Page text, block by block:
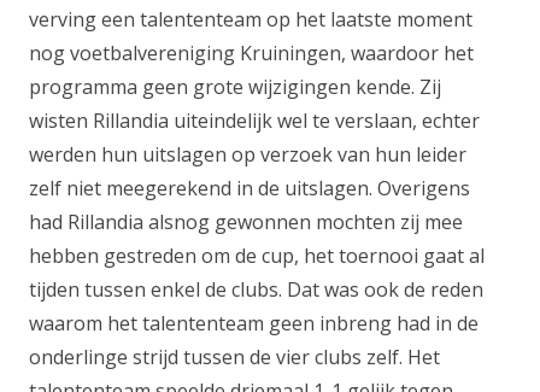
verving een talententeam op het laatste moment
nog voetbalvereniging Kruiningen, waardoor het
programma geen grote wijzigingen kende. Zij
wisten Rillandia uiteindelijk wel te verslaan, echter
werden hun uitslagen op verzoek van hun leider
zelf niet meegerekend in de uitslagen. Overigens
had Rillandia alsnog gewonnen mochten zij mee
hebben gestreden om de cup, het toernooi gaat al
tijden tussen enkel de clubs. Dat was ook de reden
waarom het talententeam geen inbreng had in de
onderlinge strijd tussen de vier clubs zelf. Het